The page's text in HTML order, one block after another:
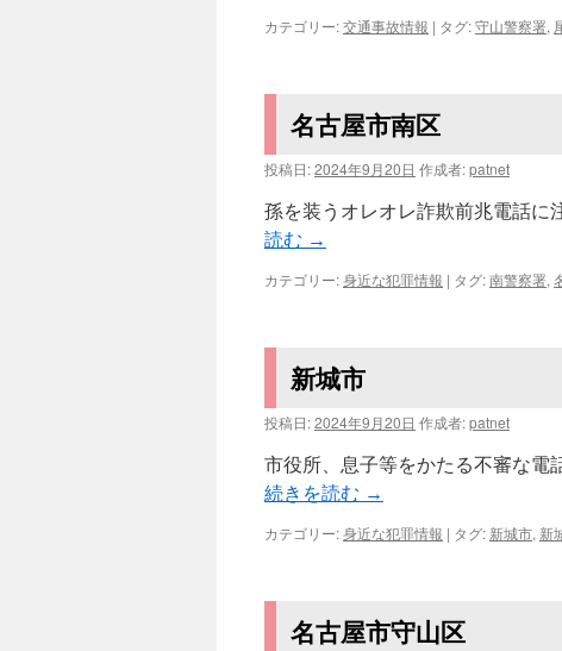
カテゴリー:交通事故情報 | タグ:守山警察署,
名古屋市南区
投稿日:2024年9月20日 作成者:patnet
孫を装うオレオレ詐欺前兆電話に
読む →
カテゴリー:身近な犯罪情報 | タグ:南警察署,
新城市
投稿日:2024年9月20日 作成者:patnet
市役所、息子等をかたる不審な
続きを読む →
カテゴリー:身近な犯罪情報 | タグ: 新城市, 新
名古屋市守山区